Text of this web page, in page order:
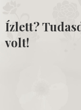
Ízlett?
volt!